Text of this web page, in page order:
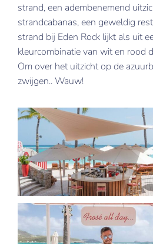
strand, een adembenemend
strandcabanas, een geweldig
strand bij Eden Rock lijkt als uit
kleurcombinatie van wit en rood
Om over het uitzicht op de
zwijgen.. Wauw!